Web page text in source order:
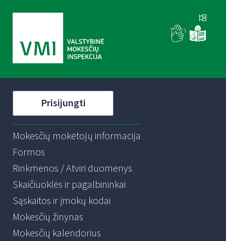
Prisijungti
Mokesčių mokėtojų informacija
Formos
Rinkmenos / Atviri duomenys
Skaičiuoklės ir pagalbininkai
Sąskaitos ir įmokų kodai
Mokesčių žinynas
Mokesčių kalendorius